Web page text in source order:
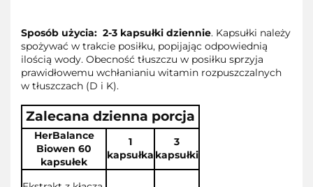
Sposób użycia: 2-3 kapsułki dziennie. Kapsułki należy
spożywać w trakcie posiłku, popijając odpowiednią
ilością wody. Obecność tłuszczu w posiłku sprzyja
prawidłowemu wchłanianiu witamin rozpuszczalnych
w tłuszczach (D i K).
Zalecana dzienna porcja
HerBalance
Biowen 60
kapsułek
1
kapsułka
3
kapsułki